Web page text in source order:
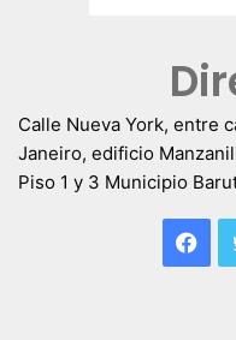
Calle Nueva York, entre
Janeiro, edificio
Piso 1 y 3 Municipio